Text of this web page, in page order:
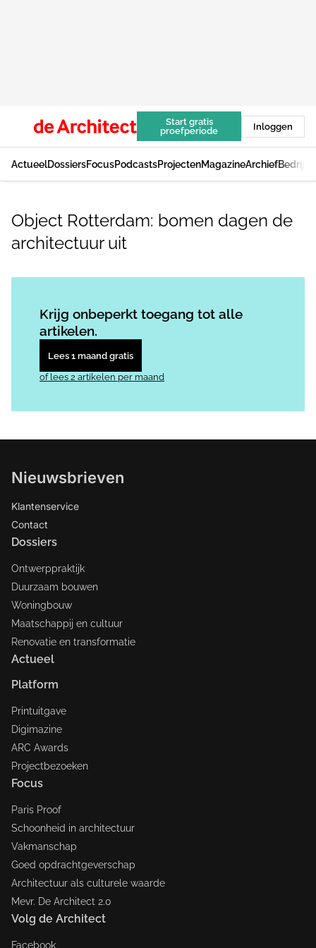
Start gratis
proefperiode
Inloggen
ActueelDossiersFocusPodcastsProjectenMagazineArchief
Object Rotterdam: bomen dagen de
architectuur uit
Krijg onbeperkt toegang tot alle
artikelen.
Lees 1 maand gratis
of lees 2 artikelen per maand
Nieuwsbrieven
Klantenservice
Contact
Dossiers
Ontwerppraktijk
Duurzaam bouwen
Woningbouw
Maatschappij en cultuur
Renovatie en transformatie
Actueel
Platform
Printuitgave
Digimazine
ARC Awards
Projectbezoeken
Focus
Paris Proof
Schoonheid in architectuur
Vakmanschap
Goed opdrachtgeverschap
Architectuur als culturele waarde
Mevr. De Architect 2.0
Volg de Architect
Facebook